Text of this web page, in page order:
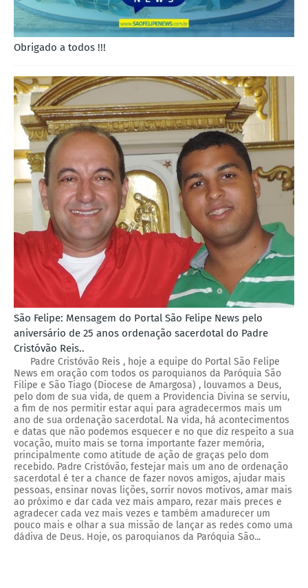
Obrigado a todos !!!
São Felipe: Mensagem do Portal São Felipe News pelo
aniversário de 25 anos ordenação sacerdotal do Padre
Cristóvão Reis..
Padre Cristóvão Reis , hoje a equipe do Portal São Felipe
News em oração com todos os paroquianos da Paróquia São
Filipe e São Tiago (Diocese de Amargosa) , louvamos a Deus,
pelo dom de sua vida, de quem a Providencia Divina se serviu,
a fim de nos permitir estar aqui para agradecermos mais um
ano de sua ordenação sacerdotal. Na vida, há acontecimentos
e datas que não podemos esquecer e no que diz respeito a sua
vocação, muito mais se torna importante fazer memória,
principalmente como atitude de ação de graças pelo dom
recebido. Padre Cristóvão, festejar mais um ano de ordenação
sacerdotal é ter a chance de fazer novos amigos, ajudar mais
pessoas, ensinar novas lições, sorrir novos motivos, amar mais
ao próximo e dar cada vez mais amparo, rezar mais preces e
agradecer cada vez mais vezes e também amadurecer um
pouco mais e olhar a sua missão de lançar as redes como uma
dádiva de Deus. Hoje, os paroquianos da Paróquia São...